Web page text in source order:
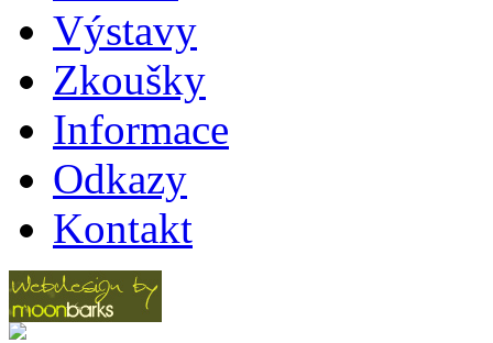
Výstavy
Zkoušky
Informace
Odkazy
Kontakt